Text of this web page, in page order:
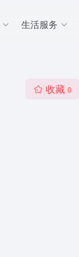
生活服务
收藏 0